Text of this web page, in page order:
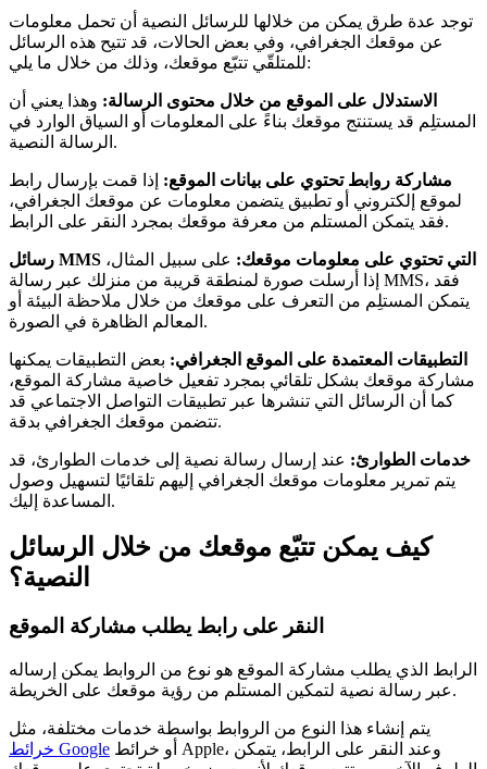
توجد عدة طرق يمكن من خلالها للرسائل النصية أن تحمل معلومات
عن موقعك الجغرافي، وفي بعض الحالات، قد تتيح هذه الرسائل
للمتلقّي تتبّع موقعك، وذلك من خلال ما يلي:
الاستدلال على الموقع من خلال محتوى الرسالة: وهذا يعني أن
المستلِم قد يستنتج موقعك بناءً على المعلومات أو السياق الوارد في
الرسالة النصية.
مشاركة روابط تحتوي على بيانات الموقع: إذا قمت بإرسال رابط
لموقع إلكتروني أو تطبيق يتضمن معلومات عن موقعك الجغرافي،
فقد يتمكن المستلم من معرفة موقعك بمجرد النقر على الرابط.
رسائل MMS التي تحتوي على معلومات موقعك: على سبيل المثال،
إذا أرسلت صورة لمنطقة قريبة من منزلك عبر رسالة MMS، فقد
يتمكن المستلِم من التعرف على موقعك من خلال ملاحظة البيئة أو
المعالم الظاهرة في الصورة.
التطبيقات المعتمدة على الموقع الجغرافي: بعض التطبيقات يمكنها
مشاركة موقعك بشكل تلقائي بمجرد تفعيل خاصية مشاركة الموقع،
كما أن الرسائل التي تنشرها عبر تطبيقات التواصل الاجتماعي قد
تتضمن موقعك الجغرافي بدقة.
خدمات الطوارئ: عند إرسال رسالة نصية إلى خدمات الطوارئ، قد
يتم تمرير معلومات موقعك الجغرافي إليهم تلقائيًا لتسهيل وصول
المساعدة إليك.
كيف يمكن تتبّع موقعك من خلال الرسائل
النصية؟
النقر على رابط يطلب مشاركة الموقع
الرابط الذي يطلب مشاركة الموقع هو نوع من الروابط يمكن إرساله
عبر رسالة نصية لتمكين المستلم من رؤية موقعك على الخريطة.
يتم إنشاء هذا النوع من الروابط بواسطة خدمات مختلفة، مثل
خرائط Google